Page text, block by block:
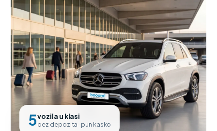
5vozila u klasi
bez depozita · pun kasko